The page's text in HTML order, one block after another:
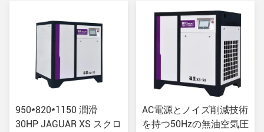
950*820*1150 潤滑
30HP JAGUAR XS スクロ
AC電源とノイズ削減技術
を持つ50Hzの無油空気圧